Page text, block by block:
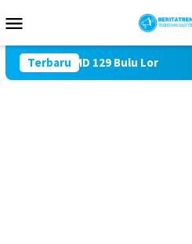
ke
Mobile
Terbaru
TMMD 129 Bulu Lor Tim